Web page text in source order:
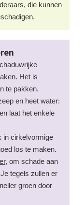
die kunnen
Het is
te pakken.
en heet water:
laat het enkele
in cirkelvormige
los te maken.
om schade aan
tegels zullen er
groen door